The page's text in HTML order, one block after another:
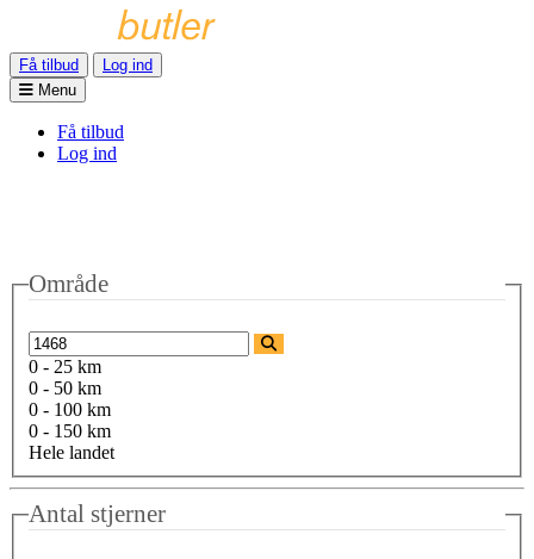
Få tilbud
Log ind
Menu
Få tilbud
Log ind
Område
0 - 25 km
0 - 50 km
0 - 100 km
0 - 150 km
Hele landet
Antal stjerner